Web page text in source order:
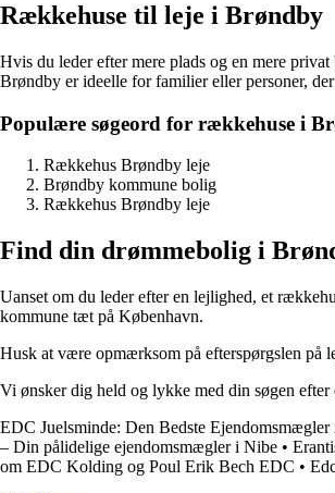
Rækkehuse til leje i Brøndby
Hvis du leder efter mere plads og en mere
Brøndby er ideelle for familier eller personer,
Populære søgeord for rækkehuse i
Rækkehus Brøndby leje
Brøndby kommune bolig
Rækkehus Brøndby leje
Find din drømmebolig i
Uanset om du leder efter en lejlighed, et
kommune tæt på København.
Husk at være opmærksom på efterspørgslen på
Vi ønsker dig held og lykke med din søgen
EDC Juelsminde: Den Bedste Ejendomsmægler
– Din pålidelige ejendomsmægler i Nibe •
om EDC Kolding og Poul Erik Bech EDC •